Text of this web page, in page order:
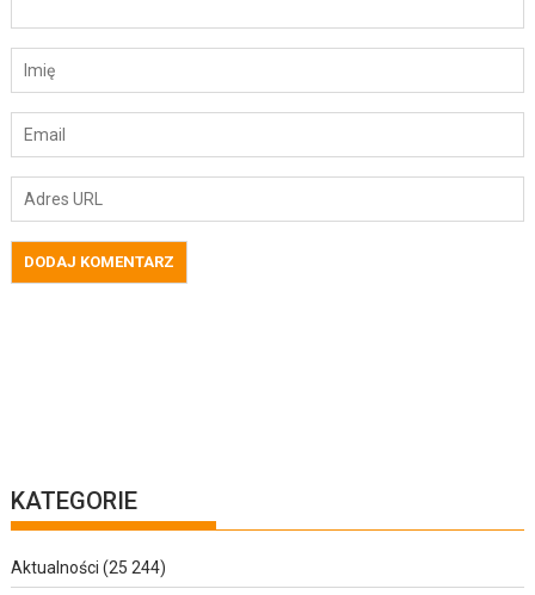
KATEGORIE
Aktualności (25 244)